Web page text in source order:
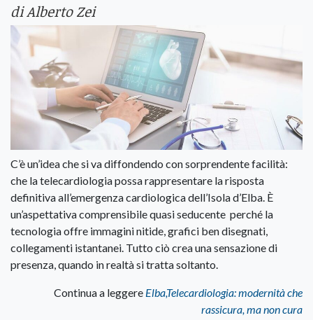
di Alberto Zei
C’è un’idea che si va diffondendo con sorprendente facilità:
che la telecardiologia possa rappresentare la risposta
definitiva all’emergenza cardiologica dell’Isola d’Elba. È
un’aspettativa comprensibile quasi seducente perché la
tecnologia offre immagini nitide, grafici ben disegnati,
collegamenti istantanei. Tutto ciò crea una sensazione di
presenza, quando in realtà si tratta soltanto.
Continua a leggere Elba,Telecardiologia: modernità che
rassicura, ma non cura